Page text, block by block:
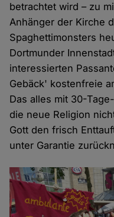
betrachtet wird – zu
Anhänger der Kirche
Spaghettimonsters
Dortmunder
interessierten
Gebäck' kostenfreie
Das alles mit 30-
die neue Religion
Gott den frisch
unter Garantie